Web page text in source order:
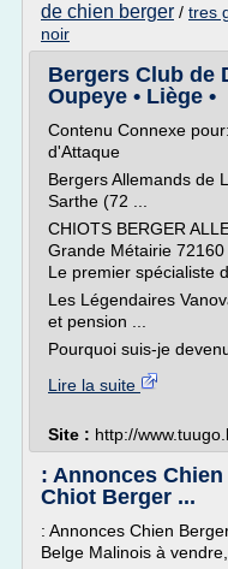
de chien berger / tres
noir
Bergers Club de
Oupeye • Liège •
Contenu Connexe
d'Attaque
Bergers Allemands de
Sarthe (72 ...
CHIOTS BERGER
Grande Métairie
Le premier spécialiste
Les Légendaires
et pension ...
Pourquoi suis-je
Lire la suite
Site : http://
: Annonces
Chiot Berger ...
: Annonces Chien
Belge Malinois à